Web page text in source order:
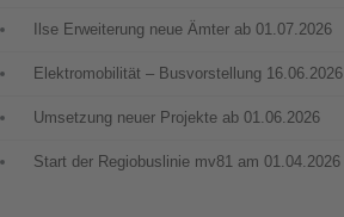
Ilse Erweiterung neue Ämter ab 01.07.2026
Elektromobilität – Busvorstellung 16.06.2026
Umsetzung neuer Projekte ab 01.06.2026
Start der Regiobuslinie mv81 am 01.04.2026